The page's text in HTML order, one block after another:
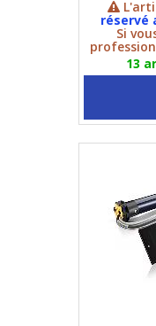
réservé
Si
13